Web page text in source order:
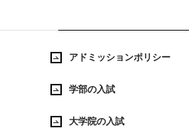
アドミッションポリシー
学部の入試
大学院の入試